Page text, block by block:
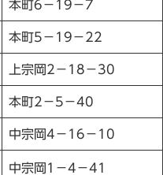
本町6－19－7
本町5－19－22
上宗岡2－18－30
本町2－5－40
中宗岡4－16－10
中宗岡1－4－41